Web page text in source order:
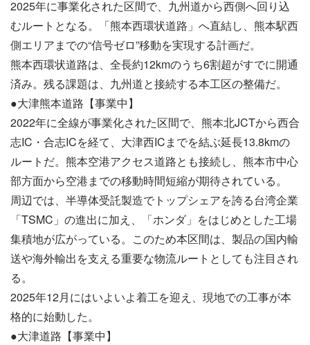
2025年に事業化された区間で、九州道から西側へ回り込
むルートとなる。「熊本西環状道路」へ直結し、熊本駅西
側エリアまでの“信号ゼロ”移動を実現する計画だ。
熊本西環状道路は、全長約12kmのうち6割超がすでに開通
済み。残る課題は、九州道と接続する本工区の整備だ。
●大津熊本道路【事業中】
2022年に全線が事業化された区間で、熊本北JCTから西合
志IC・合志ICを経て、大津西ICまでを結ぶ延長13.8kmの
ルートだ。熊本空港アクセス道路とも接続し、熊本市中心
部方面から空港までの移動時間短縮が期待されている。
周辺では、半導体受託製造でトップシェアを誇る台湾企業
「TSMC」の進出に加え、「ホンダ」をはじめとした工場
集積地が広がっている。このため本区間は、製品の国内輸
送や海外輸出を支える重要な物流ルートとしても注目され
る。
2025年12月にはいよいよ着工を迎え、現地での工事が本
格的に始動した。
●大津道路【事業中】